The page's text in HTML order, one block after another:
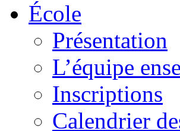
École
Présentation
L’équipe
Inscriptions
Calendrier